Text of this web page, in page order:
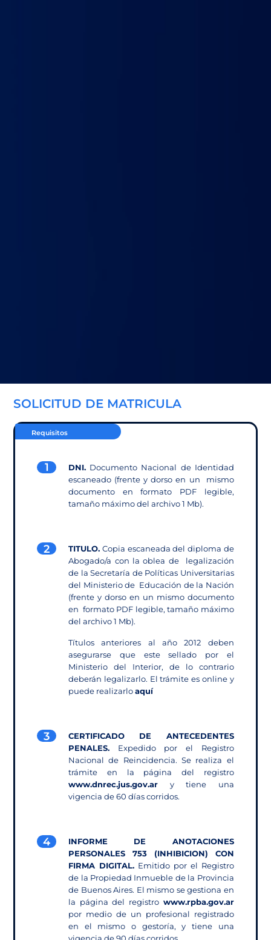
SOLICITUD DE MATRICULA
Requisitos
1 DNI. Documento Nacional de Identidad
escaneado (frente y dorso en un mismo
documento en formato PDF legible,
tamaño máximo del archivo 1 Mb).
2 TITULO. Copia escaneada del diploma de
Abogado/a con la oblea de legalización
de la Secretaría de Políticas Universitarias
del Ministerio de Educación de la Nación
(frente y dorso en un mismo documento
en formato PDF legible, tamaño máximo
del archivo 1 Mb).
Títulos anteriores al año 2012 deben
asegurarse que estesellado por el
Ministerio del Interior, de lo contrario
deberán legalizarlo. El trámite es online y
puede realizarloaquí
3
CERTIFICADO DE ANTECEDENTES
PENALES. Expedido por el Registro
Nacional de Reincidencia. Se realiza el
trámite en la página del registro
www.dnrec.jus.gov.ar
y tiene una
vigencia de 60 días corridos.
4
INFORME DE ANOTACIONES
PERSONALES 753 (INHIBICION) CON
FIRMA DIGITAL. Emitido por el Registro
de la Propiedad Inmueble de la Provincia
de Buenos Aires. El mismo se gestiona en
la página del registro www.rpba.gov.ar
por medio de un profesional registrado
en el mismo o gestoría, y tiene una